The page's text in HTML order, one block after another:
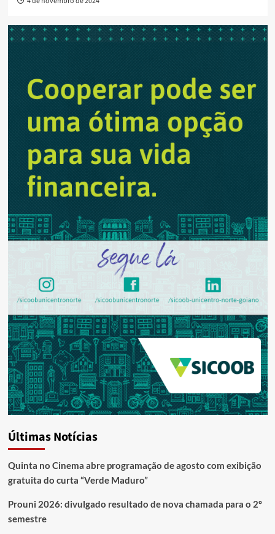
Últimas Notícias
Quinta no Cinema abre programação de agosto com exibição
gratuita do curta “Verde Maduro”
Prouni 2026: divulgado resultado de nova chamada para o 2º
semestre